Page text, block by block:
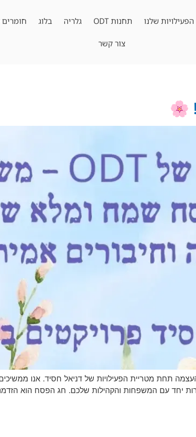
הפעילויות שלנו תחנות ODT גלריה בלוג חומרים
צור קשר
🌸
תחת מטריית הפעילויות של דניאל חסיד. אנו
יחד עם המשפחות והקהילות שלכם. חג הפסח הוא